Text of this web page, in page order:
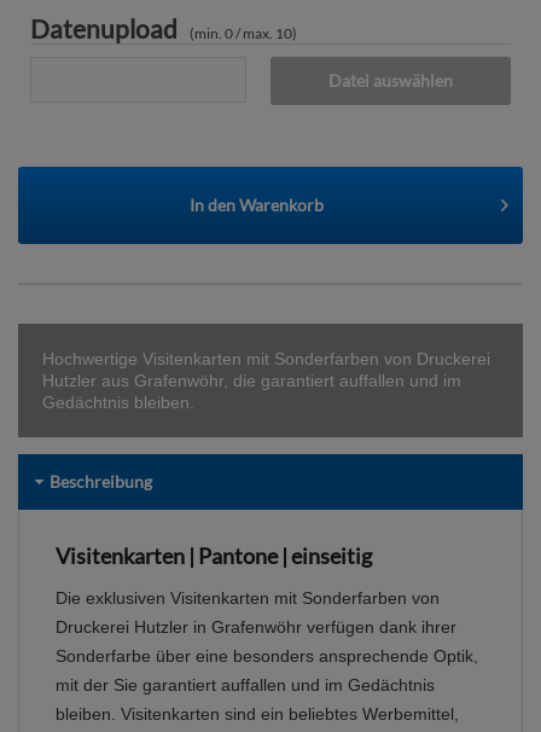
Datenupload (min. 0 / max. 10)
Datei auswählen
In den Warenkorb
Hochwertige Visitenkarten mit Sonderfarben von Druckerei
Hutzler aus Grafenwöhr, die garantiert auffallen und im
Gedächtnis bleiben.
Beschreibung
Visitenkarten | Pantone | einseitig
Die exklusiven Visitenkarten mit Sonderfarben von
Druckerei Hutzler in Grafenwöhr verfügen dank ihrer
Sonderfarbe über eine besonders ansprechende Optik,
mit der Sie garantiert auffallen und im Gedächtnis
bleiben. Visitenkarten sind ein beliebtes Werbemittel,